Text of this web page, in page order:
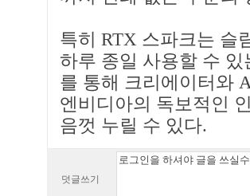
특히 RTX 스파크는 슬
하루 종일 사용할 수
를 통해 크리에이터와
엔비디아의 독보적인
음껏 누릴 수 있다.
덧글쓰기